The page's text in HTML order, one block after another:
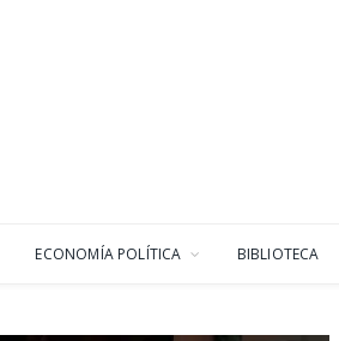
ECONOMÍA POLÍTICA BIBLIOTECA